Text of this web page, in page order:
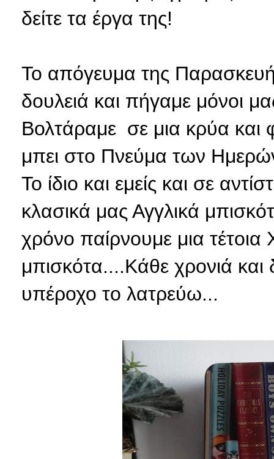
δείτε τα έργα της!
Το απόγευμα της
δουλειά και πήγαμε μόνοι
Βολτάραμε σε μια κρύα και
μπει στο Πνεύμα των
Το ίδιο και εμείς και σε
κλασικά μας Αγγλικά
χρόνο παίρνουμε μια τέτοια
μπισκότα....Κάθε χρονιά και
υπέροχο το λατρεύω...